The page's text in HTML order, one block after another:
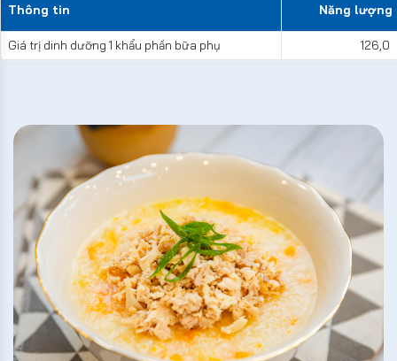
Thông tin Năng lượng
Giá trị dinh dưỡng 1 khẩu phần bữa phụ 126,0